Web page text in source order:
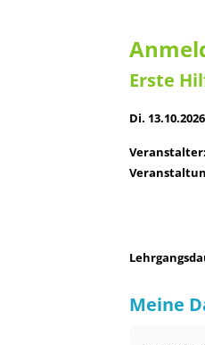
Erste
Di.
Veranstalter:
Meine